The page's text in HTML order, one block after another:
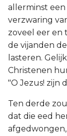
allerminst
verzwaring
zoveel eer en
de vijanden
lasteren.
Christenen
"O Jezus! zijn
Ten derde
dat die eed